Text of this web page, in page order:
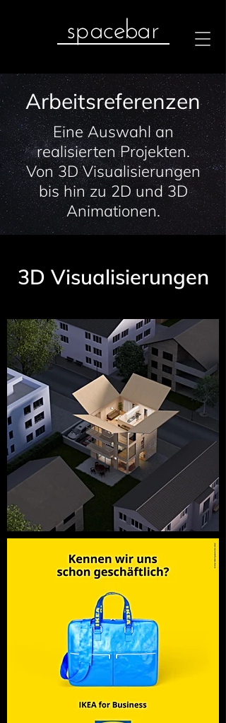
spacebar
Arbeitsreferenzen
Eine Auswahl an
realisierten Projekten.
Von 3D Visualisierungen
bis hin zu 2D und 3D
Animationen.
3D Visualisierungen